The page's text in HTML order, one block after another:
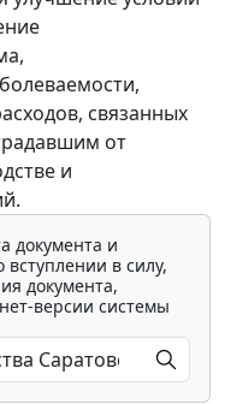
связанных
от
и
документа и
в силу,
документа,
версии системы